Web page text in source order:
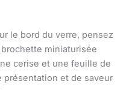
le bord du verre, pensez
brochette miniaturisée
cerise et une feuille de
et de saveur